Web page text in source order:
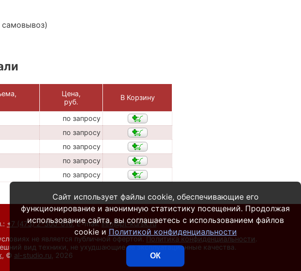
Цена,
руб.
В Корзину
по запросу
по запросу
по запросу
по запросу
по запросу
+7 (473) 2-300-616,E-mail:info@pt-kursk.ru
не является публичной офертой. Политика конфиденциальности
вид техники, не ухудшающие ее эксплуатационные качества.
, © al-studio.ru , 2026
Сайт использует файлы cookie, обеспечивающие его
функционирование и анонимную статистику посещений. Продолжая
использование сайта, вы соглашаетесь с использованием файлов
cookie и Политикой конфиденциальности
ОК